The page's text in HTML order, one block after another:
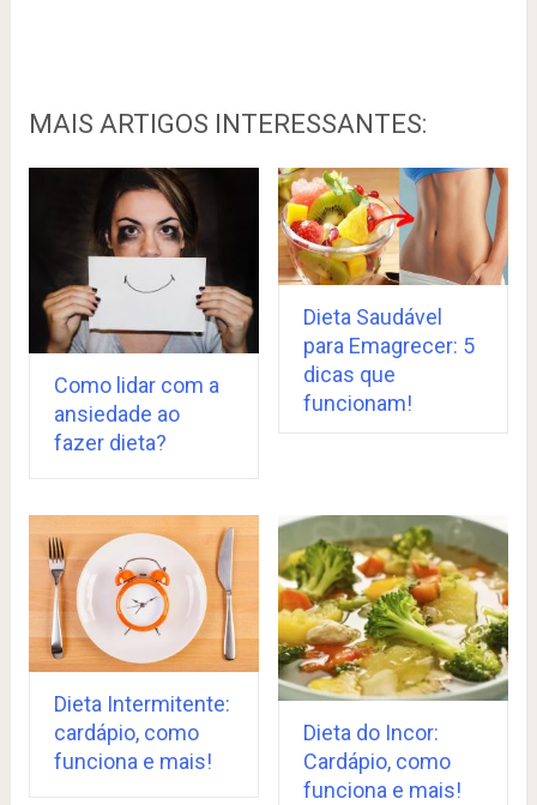
MAIS ARTIGOS INTERESSANTES:
Como lidar com a
ansiedade ao
fazer dieta?
Dieta Saudável
para Emagrecer: 5
dicas que
funcionam!
Dieta Intermitente:
cardápio, como
funciona e mais!
Dieta do Incor:
Cardápio, como
funciona e mais!